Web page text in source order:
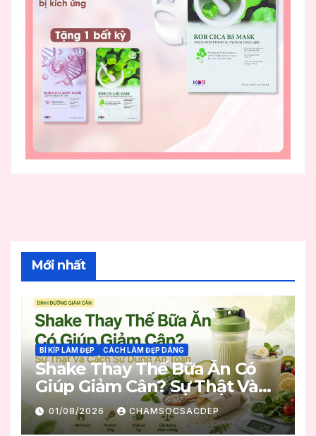
Mới nhất
BÍ KÍP LÀM ĐẸP CÁCH LÀM ĐẸP DÁNG
Shake Thay Thế Bữa Ăn Có
Giúp Giảm Cân? Sự Thật Và
Cách Sử Dụng An Toàn
01/08/2026 CHAMSOCSACDEP